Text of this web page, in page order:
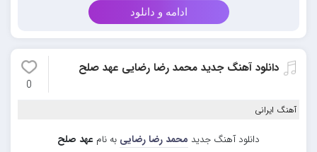
ادامه و دانلود
دانلود آهنگ جدید محمد رضا رضایی عهد صلح
0
آهنگ ایرانی
دانلود آهنگ جدید محمد رضا رضایی به نام عهد صلح